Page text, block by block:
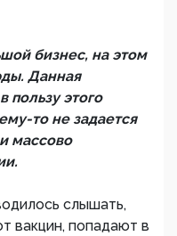
бизнес, на этом
Данная
пользу этого
то не задается
массово
слышать,
вакцин, попадают в